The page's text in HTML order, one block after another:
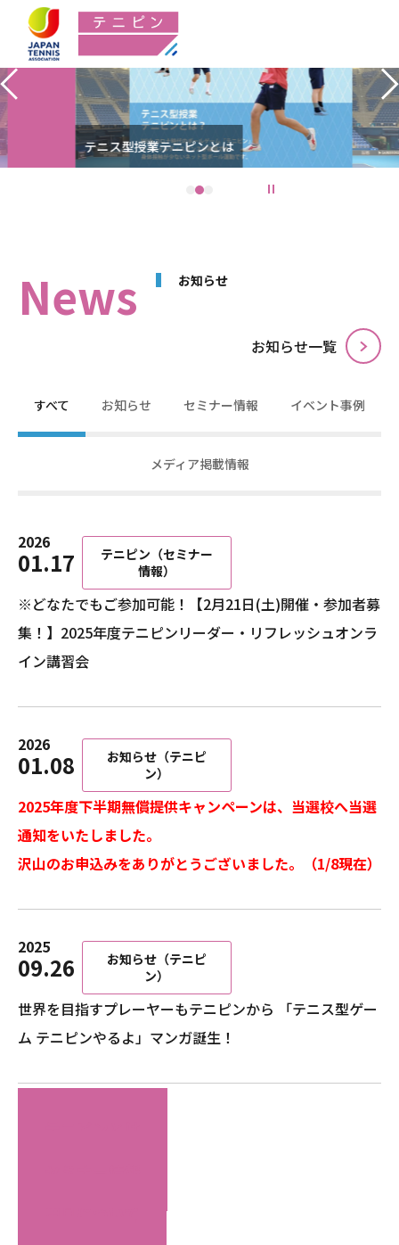
Previous
テニス型授業テニピンとは
1
News お知らせ
お知らせ⼀覧
すべて お知らせ セミナー情報 イベント事例
メディア掲載情報
2026
01.17
テニピン（セミナー
情報）
※どなたでもご参加可能！【2月21日(土)開催・参加者募
集！】2025年度テニピンリーダー・リフレッシュオンラ
イン講習会
2026
01.08
お知らせ（テニピ
ン）
2025年度下半期無償提供キャンペーンは、当選校へ当選
通知をいたしました。
沢山のお申込みをありがとうございました。（1/8現在）
2025
09.26
お知らせ（テニピ
ン）
世界を目指すプレーヤーもテニピンから 「テニス型ゲー
ム テニピンやるよ」マンガ誕生！